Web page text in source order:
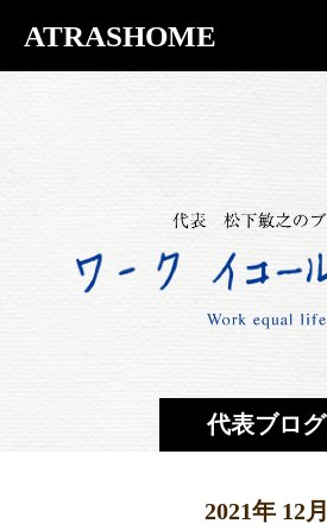
ATRASHOME
代表ブログ
2021年 12月